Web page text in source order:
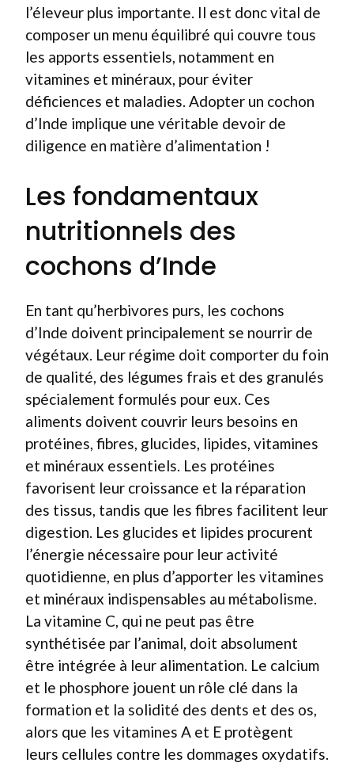
l’éleveur plus importante. Il est donc vital de
composer un menu équilibré qui couvre tous
les apports essentiels, notamment en
vitamines et minéraux, pour éviter
déficiences et maladies. Adopter un cochon
d’Inde implique une véritable devoir de
diligence en matière d’alimentation !
Les fondamentaux
nutritionnels des
cochons d’Inde
En tant qu’herbivores purs, les cochons
d’Inde doivent principalement se nourrir de
végétaux. Leur régime doit comporter du foin
de qualité, des légumes frais et des granulés
spécialement formulés pour eux. Ces
aliments doivent couvrir leurs besoins en
protéines, fibres, glucides, lipides, vitamines
et minéraux essentiels. Les protéines
favorisent leur croissance et la réparation
des tissus, tandis que les fibres facilitent leur
digestion. Les glucides et lipides procurent
l’énergie nécessaire pour leur activité
quotidienne, en plus d’apporter les vitamines
et minéraux indispensables au métabolisme.
La vitamine C, qui ne peut pas être
synthétisée par l’animal, doit absolument
être intégrée à leur alimentation. Le calcium
et le phosphore jouent un rôle clé dans la
formation et la solidité des dents et des os,
alors que les vitamines A et E protègent
leurs cellules contre les dommages oxydatifs.